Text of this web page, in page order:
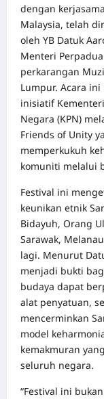
dengan
Malaysia, telah
oleh YB Datuk
Menteri
perkarangan
Lumpur. Acara
inisiatif
Negara (KPN)
Friends of Unity
memperkukuh
komuniti melalui
Festival ini
keunikan etnik
Bidayuh, Orang
Sarawak,
lagi. Menurut
menjadi bukti
budaya dapat
alat penyatuan,
mencerminkan
model
kemakmuran
seluruh negara.
“Festival ini